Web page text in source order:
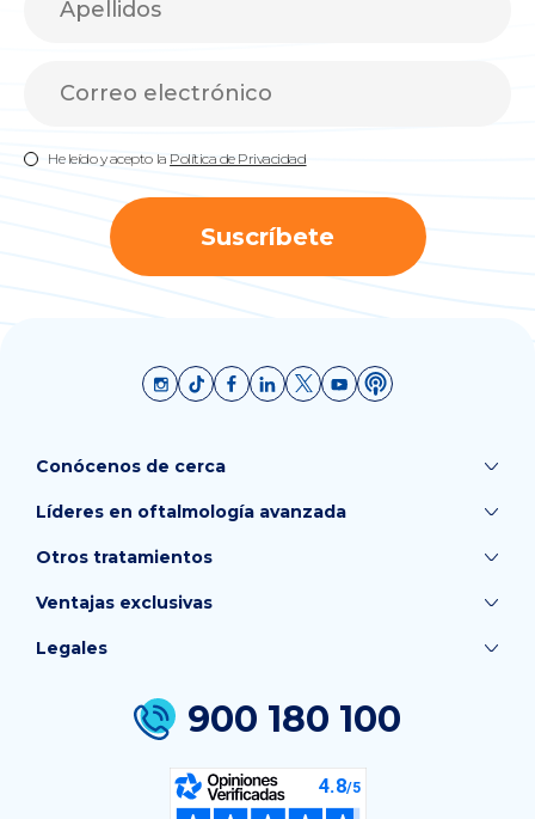
He leído y acepto la Política de Privacidad
Suscríbete
Conócenos de cerca
Líderes en oftalmología avanzada
Otros tratamientos
Ventajas exclusivas
900 180 100
Legales